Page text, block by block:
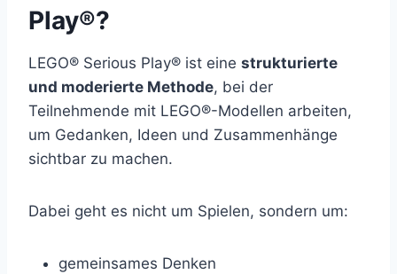
Play®?
LEGO® Serious Play® ist eine strukturierte
und moderierte Methode, bei der
Teilnehmende mit LEGO®-Modellen arbeiten,
um Gedanken, Ideen und Zusammenhänge
sichtbar zu machen.
Dabei geht es nicht um Spielen, sondern um:
gemeinsames Denken